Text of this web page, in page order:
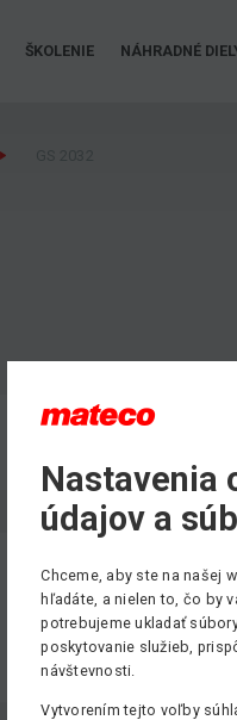
ŠKOLENIE NÁHRADNÉ
Max. pracovná výška
7.90 m
Nastavenia
údajov a
Chceme, aby ste na našej
hľadáte, a nielen to, čo by
potrebujeme ukladať
poskytovanie služieb,
návštevnosti.
Vytvorením tejto voľby